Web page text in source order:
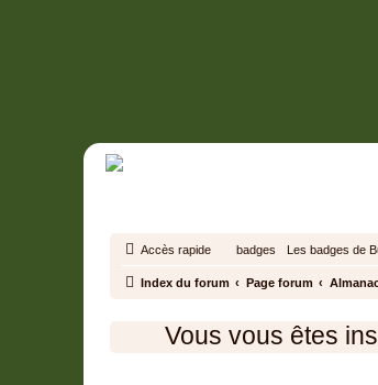
Accès rapide badges Les badges de
Index du forum Page forum
Vous vous êtes